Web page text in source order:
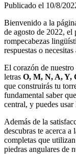
Publicado el 10/8/
Bienvenido a la
de agosto de 2022, el
rompecabezas
respuestas o
El corazón de
letras O, M, N, A, Y,
que construirás tu
fundamental saber
central, y puedes usar
Además de la
descubras te acerca a
completas que
piedras angulares de